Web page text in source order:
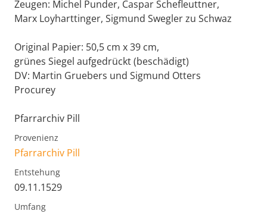
Zeugen: Michel Punder, Caspar Schefleuttner,
Marx Loyharttinger, Sigmund Swegler zu Schwaz
Original Papier: 50,5 cm x 39 cm,
grünes Siegel aufgedrückt (beschädigt)
DV: Martin Gruebers und Sigmund Otters
Procurey
Pfarrarchiv Pill
Provenienz
Pfarrarchiv Pill
Entstehung
09.11.1529
Umfang